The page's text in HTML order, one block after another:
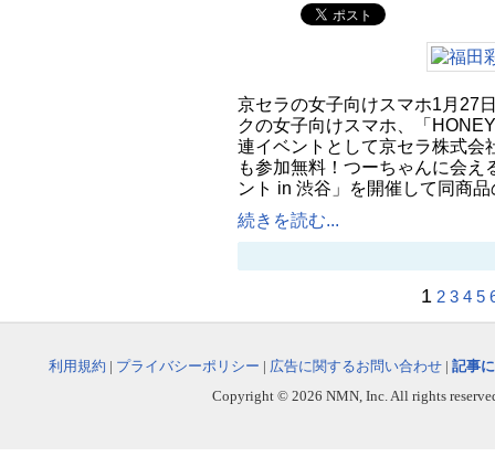
京セラの女子向けスマホ1月27
クの女子向けスマホ、「
連イベントとして京セラ株式会
も参加無料！つーちゃんに会え
ント in 渋谷」を開催して同商
続きを読む...
1 2 3 4 5
利用規約 | プライバシーポリシー | 広告に関するお問い合わせ | 記事
Copyright © 2026 NMN, Inc. All rights